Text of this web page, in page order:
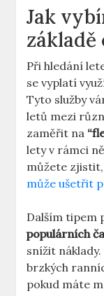
Jak
základě
Při hledání
se vyplatí
Tyto služby
letů mezi
zaměřit na
lety v rámci
můžete
může ušetřit
Dalším tipem
populárních
snížit
brzkých
pokud máte